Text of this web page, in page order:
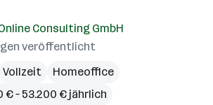
Consulting GmbH
veröffentlicht
Vollzeit
Homeoffice
€ – 53.200 € jährlich